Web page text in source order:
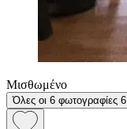
Μισθωμένο
Όλες οι 6 φωτογραφίες 6